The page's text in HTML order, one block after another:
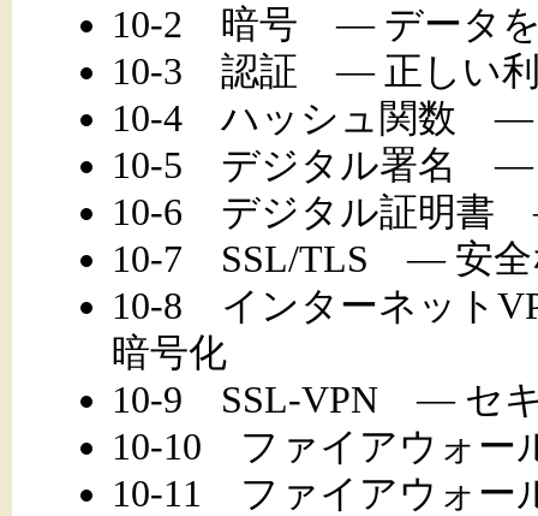
10-2 暗号 ― データを
10-3 認証 ― 正しい利
10-4 ハッシュ関数 ―
10-5 デジタル署名 ―
10-6 デジタル証明書
10-7 SSL/TLS ― 安全
10-8 インターネット
暗号化
10-9 SSL-VPN ― セキ
10-10 ファイアウォ
10-11 ファイアウォー